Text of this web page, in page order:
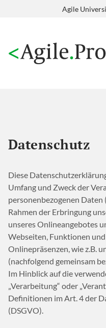
Agile
Datenschutz
Diese
Umfang und Zweck der
personenbezogenen Daten
Rahmen der Erbringung
unseres Onlineangebotes
Webseiten, Funktionen
Onlinepräsenzen, wie z.B.
(nachfolgend gemeinsam
Im Hinblick auf die
„Verarbeitung“ oder
Definitionen im Art. 4 der
(DSGVO).